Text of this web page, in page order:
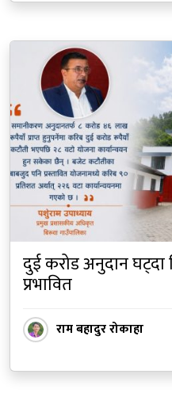
दुई करोड अनुदान घट्दा
प्रभावित
राम बहादुर रोकाहा